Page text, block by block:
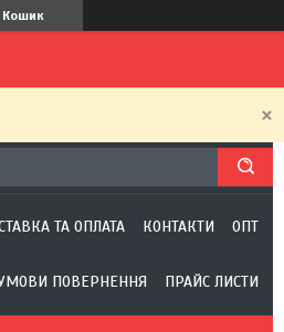
Кошик
ТА ОПЛАТА КОНТАКТИ ОПТ
ПОВЕРНЕННЯ ПРАЙС ЛИСТИ